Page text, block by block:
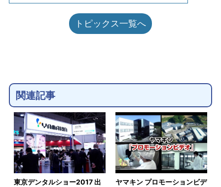
トピックス一覧へ
関連記事
東京デンタルショー2017 出
ヤマキン プロモーションビデ